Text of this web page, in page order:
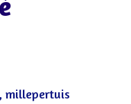
millepertuis